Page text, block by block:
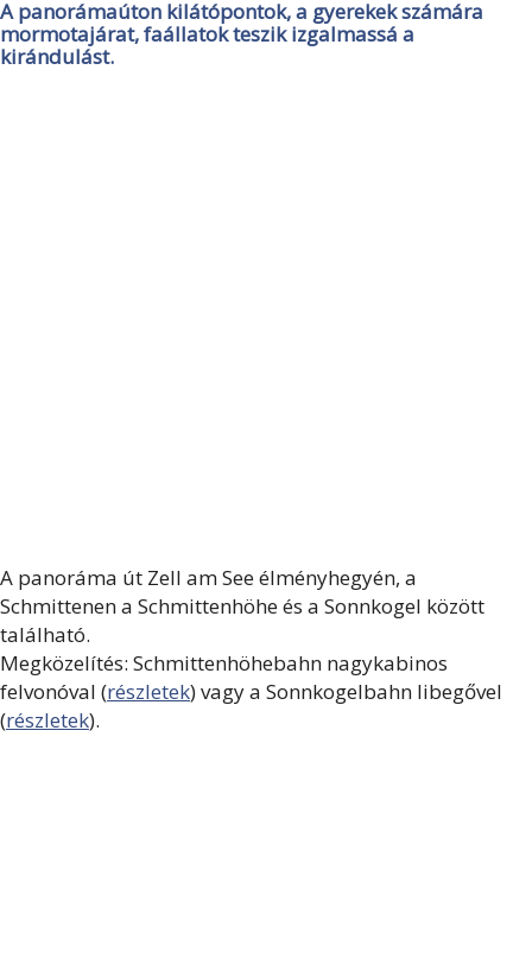
A panorámaúton kilátópontok, a gyerekek számára
mormotajárat, faállatok teszik izgalmassá a
kirándulást.
A panoráma út Zell am See élményhegyén, a
Schmittenen a Schmittenhöhe és a Sonnkogel között
található.
Megközelítés: Schmittenhöhebahn nagykabinos
felvonóval (részletek) vagy a Sonnkogelbahn libegővel
(részletek).